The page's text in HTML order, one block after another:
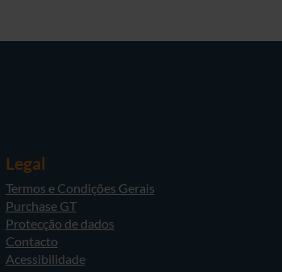
Legal
Termos e Condições Gerais
Purchase GT
Protecção de dados
Contacto
Acessibilidade